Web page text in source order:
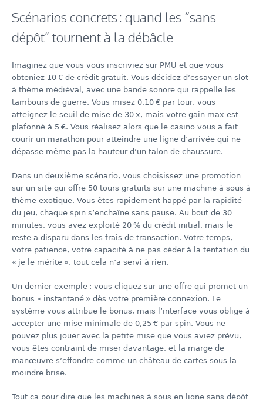
Scénarios concrets : quand les “sans
dépôt” tournent à la débâcle
Imaginez que vous vous inscriviez sur PMU et que vous
obteniez 10 € de crédit gratuit. Vous décidez d’essayer un slot
à thème médiéval, avec une bande sonore qui rappelle les
tambours de guerre. Vous misez 0,10 € par tour, vous
atteignez le seuil de mise de 30 x, mais votre gain max est
plafonné à 5 €. Vous réalisez alors que le casino vous a fait
courir un marathon pour atteindre une ligne d’arrivée qui ne
dépasse même pas la hauteur d’un talon de chaussure.
Dans un deuxième scénario, vous choisissez une promotion
sur un site qui offre 50 tours gratuits sur une machine à sous à
thème exotique. Vous êtes rapidement happé par la rapidité
du jeu, chaque spin s’enchaîne sans pause. Au bout de 30
minutes, vous avez exploité 20 % du crédit initial, mais le
reste a disparu dans les frais de transaction. Votre temps,
votre patience, votre capacité à ne pas céder à la tentation du
« je le mérite », tout cela n’a servi à rien.
Un dernier exemple : vous cliquez sur une offre qui promet un
bonus « instantané » dès votre première connexion. Le
système vous attribue le bonus, mais l’interface vous oblige à
accepter une mise minimale de 0,25 € par spin. Vous ne
pouvez plus jouer avec la petite mise que vous aviez prévu,
vous êtes contraint de miser davantage, et la marge de
manœuvre s’effondre comme un château de cartes sous la
moindre brise.
Tout ça pour dire que les machines à sous en ligne sans dépôt